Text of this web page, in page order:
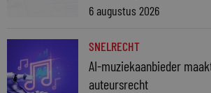
6 augustus 2026
SNELRECHT
AI-muziekaanbieder
auteursrecht